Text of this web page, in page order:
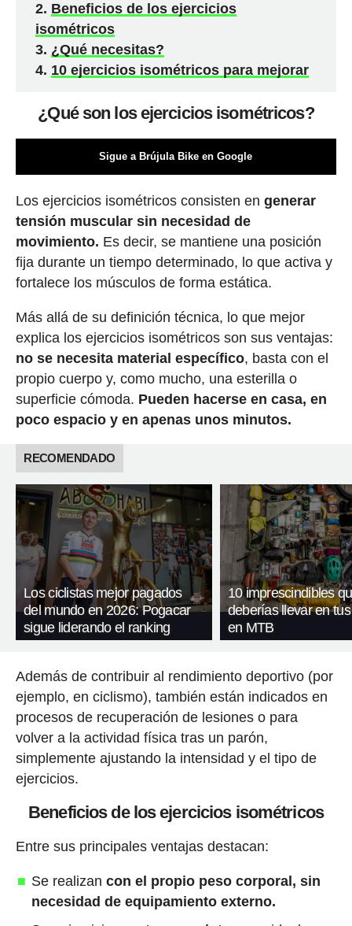
Beneficios de los ejercicios
isométricos
¿Qué necesitas?
10 ejercicios isométricos para mejorar
¿Qué son los ejercicios isométricos?
Sigue a Brújula Bike en Google
Los ejercicios isométricos consisten en generar
tensión muscular sin necesidad de
movimiento. Es decir, se mantiene una posición
fija durante un tiempo determinado, lo que activa y
fortalece los músculos de forma estática.
Más allá de su definición técnica, lo que mejor
explica los ejercicios isométricos son sus ventajas:
no se necesita material específico, basta con el
propio cuerpo y, como mucho, una esterilla o
superficie cómoda. Pueden hacerse en casa, en
poco espacio y en apenas unos minutos.
RECOMENDADO
Los ciclistas mejor pagados
del mundo en 2026: Pogacar
sigue liderando el ranking
10 imprescindibles
deberías llevar en
en MTB
Además de contribuir al rendimiento deportivo (por
ejemplo, en ciclismo), también están indicados en
procesos de recuperación de lesiones o para
volver a la actividad física tras un parón,
simplemente ajustando la intensidad y el tipo de
ejercicios.
Beneficios de los ejercicios isométricos
Entre sus principales ventajas destacan:
Se realizan con el propio peso corporal, sin
necesidad de equipamiento externo.